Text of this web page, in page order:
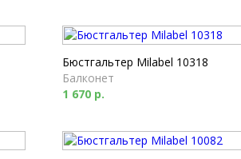
Бюстгальтер Milabel 10318
Балконет
1 670 р.